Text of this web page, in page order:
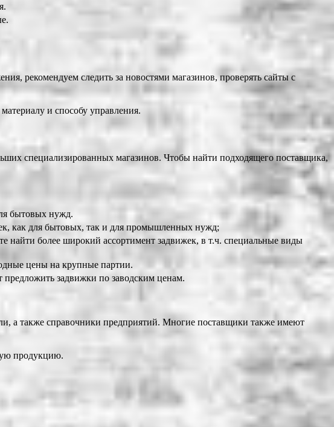
рекомендуем следить за новостями магазинов, проверять сайты с
и способу управления.
специализированных магазинов. Чтобы найти подходящего поставщика,
бытовых нужд.
как для бытовых, так и для промышленных нужд;
найти более широкий ассортимент задвижек, в т.ч. специальные виды
цены на крупные партии.
предложить задвижки по заводским ценам.
а также справочники предприятий. Многие поставщики также имеют
продукцию.